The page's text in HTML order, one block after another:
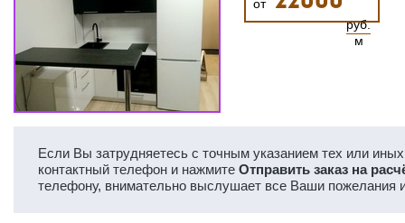
от
руб.
м
Если Вы затрудняетесь с точным указанием тех или
контактный телефон и нажмите Отправить заказ на
телефону, внимательно выслушает все Ваши пожелания